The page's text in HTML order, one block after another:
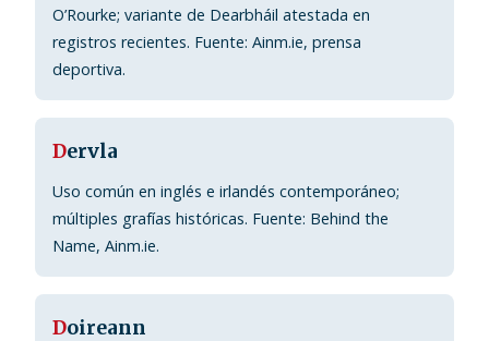
O’Rourke; variante de Dearbháil atestada en
registros recientes. Fuente: Ainm.ie, prensa
deportiva.
Dervla
Uso común en inglés e irlandés contemporáneo;
múltiples grafías históricas. Fuente: Behind the
Name, Ainm.ie.
Doireann